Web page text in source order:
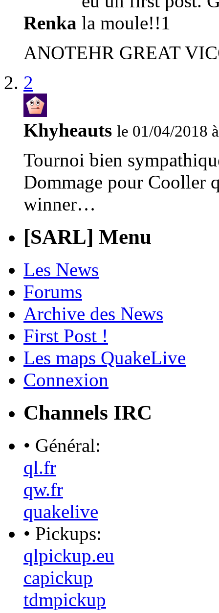
Renka
ANOTEHR GREAT
2
Khyheauts le 01/04/2018
Tournoi bien
Dommage pour Cooller
winner…
[SARL] Menu
Les News
Forums
Archive des News
First Post !
Les maps QuakeLive
Connexion
Channels IRC
• Général:
ql.fr
qw.fr
quakelive
• Pickups:
qlpickup.eu
capickup
tdmpickup